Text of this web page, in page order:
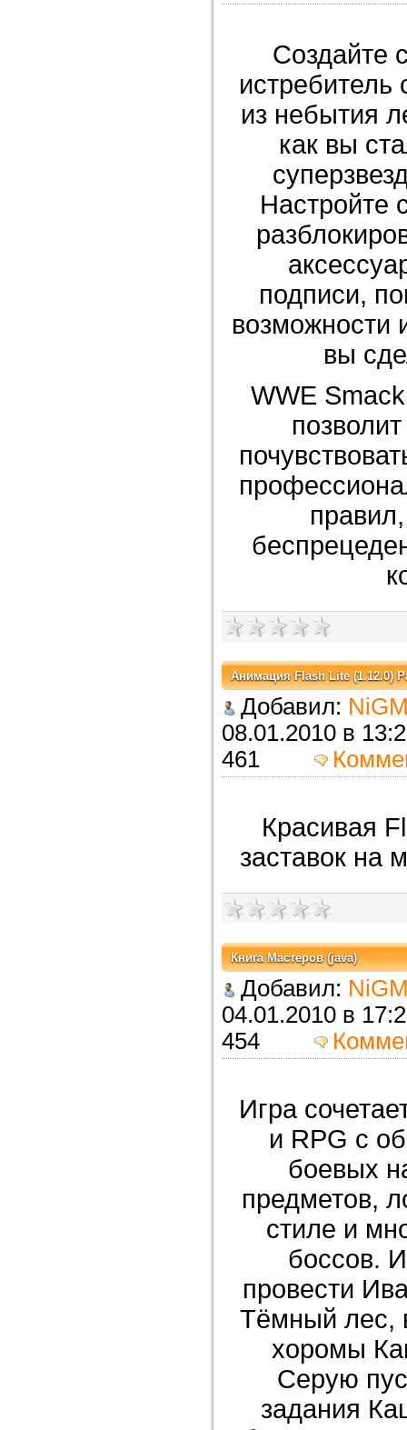
Создайте
истребитель
из небытия
как вы
Настройте
подписи,
возможности
вы
WWE
Анимация Flash Lite (1.12.0)
Добавил:
08.01.2010 в
461
Красивая
заставок на
Книга Мастеров (java)
Добавил:
04.01.2010 в
454
Игра
и RPG с
боевых
предметов,
стиле и
боссов.
провести
Тёмный лес,
хоромы
Серую
задания